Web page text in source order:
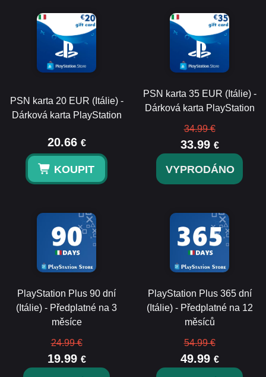
PSN karta 20 EUR (Itálie) -
Dárková karta PlayStation
20.66 €
KOUPIT
PSN karta 35 EUR (Itálie) -
Dárková karta PlayStation
34.99 €
33.99 €
VYPRODÁNO
PlayStation Plus 90 dní
(Itálie) - Předplatné na 3
měsíce
24.99 €
19.99 €
PlayStation Plus 365 dní
(Itálie) - Předplatné na 12
měsíců
54.99 €
49.99 €